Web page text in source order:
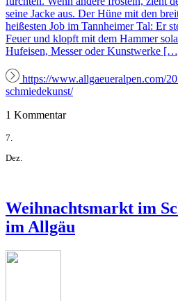
seine Jacke aus. Der Hüne mit den
heißesten Job im Tannheimer Tal: Er
Feuer und klopft mit dem Hammer
Hufeisen, Messer oder Kunstwerke
https://www.allgaeueralpen.com/
schmiedekunst/
1 Kommentar
7.
Dez.
Weihnachtsmarkt im
im Allgäu